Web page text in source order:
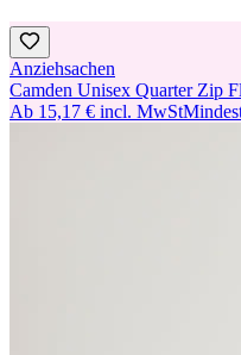
Anziehsachen
Camden Unisex Quarter Zip
Ab 15,17 € incl. MwSt